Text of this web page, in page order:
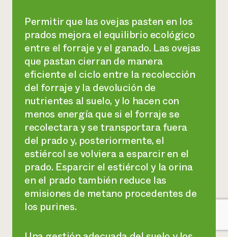
Permitir que las ovejas pasten en los
prados mejora el equilibrio ecológico
entre el forraje y el ganado. Las ovejas
que pastan cierran de manera
eficiente el ciclo entre la recolección
del forraje y la devolución de
nutrientes al suelo, y lo hacen con
menos energía que si el forraje se
recolectara y se transportara fuera
del prado y, posteriormente, el
estiércol se volviera a esparcir en el
prado. Esparcir el estiércol y la orina
en el prado también reduce las
emisiones de metano procedentes de
los purines.